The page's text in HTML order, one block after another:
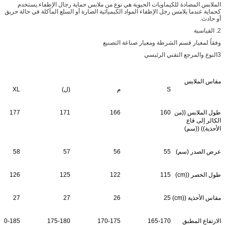
الملابس المضادة للكيماويات الحيوية هي نوع من ملابس حماية رجال الإطفاء.يستخدم
كحماية عندما يلامس رجل الإطفاء المواد الكيميائية الضارة أو السلع المآكلة في حالة حريق
أو حادث.
2. القياسية
وفقاً لمعيار قسم الشرطة ومعيار صناعة التصنيع
3النوع والمرجع التقني الرئيسي
مقاس الملابس
S
م (ل) XL
طول الملابس ((من
الكالر إلى قاع
الأحذية)) ((سم)
160
166
171
177
عرض الصدر (سم) 55
56
57
58
طول الخصر ((cm) 115
122
125
126
مقاس الأحذية ((cm) 25
26
27
27
الارتفاع المطبق 165-170
170-175
175-180
185